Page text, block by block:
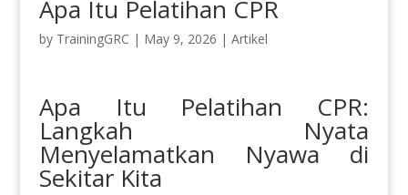
Apa Itu Pelatihan CPR
by TrainingGRC | May 9, 2026 | Artikel
Apa Itu Pelatihan CPR:
Langkah Nyata
Menyelamatkan Nyawa di
Sekitar Kita